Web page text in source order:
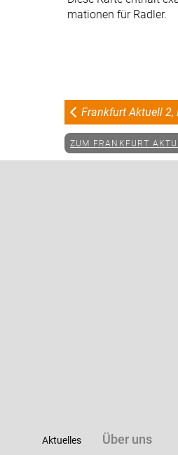
mationen für Radler.
Frankfurt Aktuell
ZUM FRANKFURT
Aktuelles Über uns